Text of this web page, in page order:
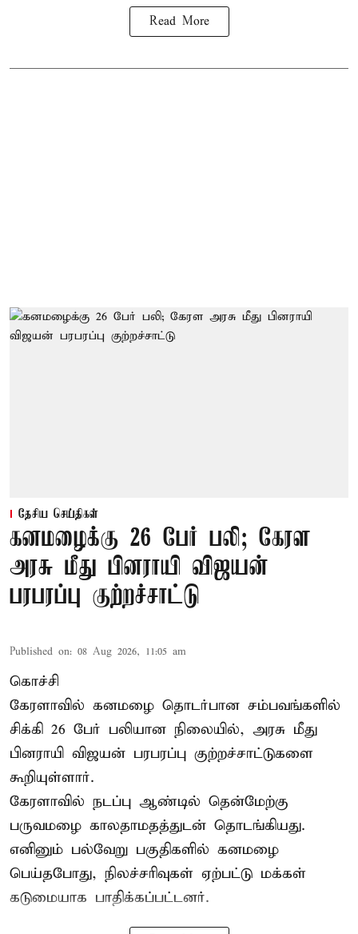
Read More
தேசிய செய்திகள்
கனமழைக்கு 26 பேர் பலி; கேரள
அரசு மீது பினராயி விஜயன்
பரபரப்பு குற்றச்சாட்டு
Published on: 08 Aug 2026, 11:05 am
கொச்சி
கேரளாவில் கனமழை தொடர்பான சம்பவங்களில்
சிக்கி 26 பேர் பலியான நிலையில், அரசு மீது
பினராயி விஜயன் பரபரப்பு குற்றச்சாட்டுகளை
கூறியுள்ளார்.
கேரளாவில் நடப்பு ஆண்டில் தென்மேற்கு
பருவமழை காலதாமதத்துடன் தொடங்கியது.
எனினும் பல்வேறு பகுதிகளில் கனமழை
பெய்தபோது, நிலச்சரிவுகள் ஏற்பட்டு மக்கள்
கடுமையாக பாதிக்கப்பட்டனர்.